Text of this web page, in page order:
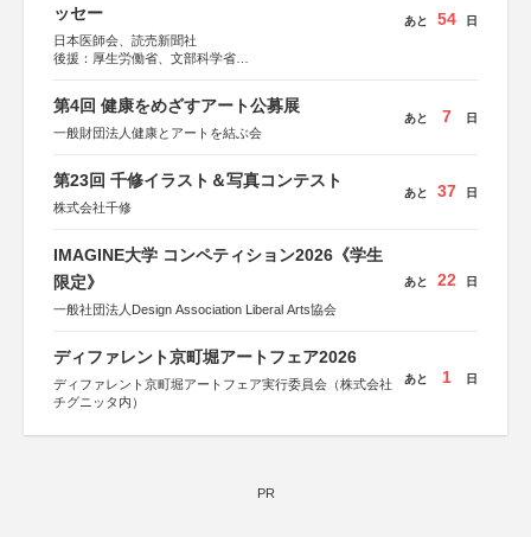
ッセー
日本医師会、読売新聞社
後援：厚生労働省、文部科学省
しん生命保険株式会社
あと 54 日
第4回 健康をめざすアート公募展
一般財団法人健康とアートを結ぶ会
あと 7 日
第23回 千修イラスト＆写真コンテスト
株式会社千修
あと 37 日
IMAGINE大学 コンペティション2026《学生
限定》
一般社団法人Design Association Liberal Arts協会
あと 22 日
ディファレント京町堀アートフェア2026
ディファレント京町堀アートフェア実行委員会（株式会社
チグニッタ内）
あと 1 日
PR